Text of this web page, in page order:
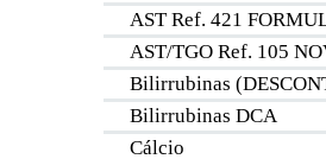
AST Ref. 421
AST/TGO Ref. 105
Bilirrubinas
Bilirrubinas DCA
Cálcio